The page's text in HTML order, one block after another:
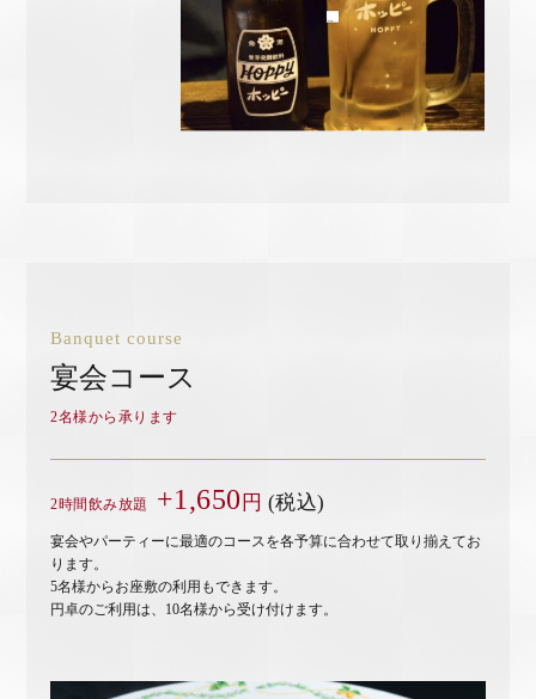
Banquet course
宴会コース
2名様から承ります
2時間飲み放題 +1,650 円 (税込)
宴会やパーティーに最適のコースを各予算に合わせて取り揃えてお
ります。
5名様からお座敷の利用もできます。
円卓のご利用は、10名様から受け付けます。